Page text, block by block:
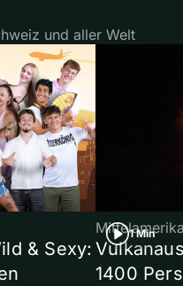
und aller Welt
& Sexy:
1 Min
1400